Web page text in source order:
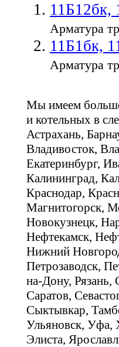
11Б12бк,
Арматура
11Б1бк,
Арматура
Мы имеем
и котельных в
Астрахань,
Владивосток,
Екатеринбург,
Калининград,
Краснодар,
Магнитогорск,
Новокузнецк,
Нефтекамск,
Нижний
Петрозаводск,
на-Дону, Рязань,
Саратов,
Сыктывкар,
Ульяновск, Уфа,
Элиста,